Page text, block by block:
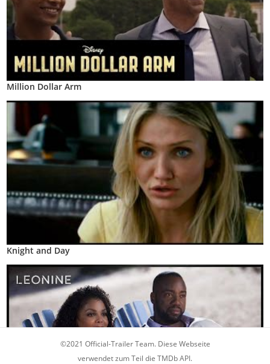
Million Dollar Arm
Knight and Day
©2021 Official-Trailer Team. Diese Webseite
verwendet zum Teil die TMDb API.